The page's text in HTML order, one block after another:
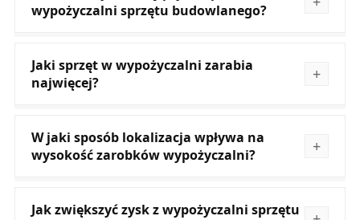
wypożyczalni sprzętu budowlanego?
Jaki sprzęt w wypożyczalni zarabia
najwięcej?
W jaki sposób lokalizacja wpływa na
wysokość zarobków wypożyczalni?
Jak zwiększyć zysk z wypożyczalni sprzętu